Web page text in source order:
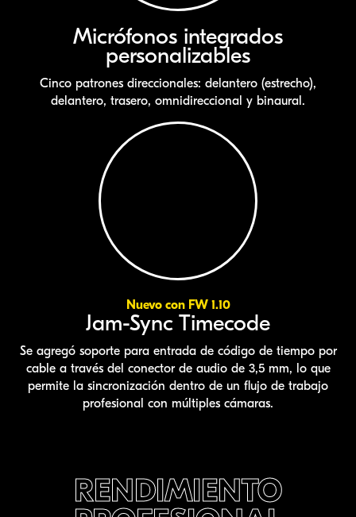
Micrófonos integrados
personalizables
Cinco patrones direccionales: delantero (estrecho),
delantero, trasero, omnidireccional y binaural.
Nuevo con FW 1.10
Jam-Sync Timecode
Se agregó soporte para entrada de código de tiempo por
cable a través del conector de audio de 3,5 mm, lo que
permite la sincronización dentro de un flujo de trabajo
profesional con múltiples cámaras.
RENDIMIENTO